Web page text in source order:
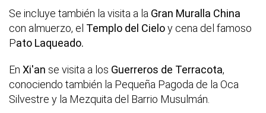
Se incluye también la visita a la Gran Muralla China
con almuerzo, el Templo del Cieloy cena del famoso
Pato Laqueado.
En Xi'an se visita a los Guerreros de Terracota,
conociendo también la Pequeña Pagoda de la Oca
Silvestre y la Mezquita del Barrio Musulmán.